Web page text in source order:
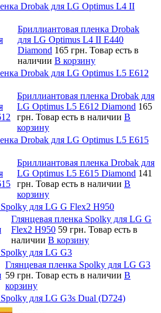
Drobak для LG Optimus L4 II
Бриллиантовая пленка Drobak
для LG Optimus L4 II E440
Diamond 165 грн. Товар есть в
наличии В корзину
Drobak для LG Optimus L5 E612
Бриллиантовая пленка Drobak для
LG Optimus L5 E612 Diamond 165
грн. Товар есть в наличии В
корзину
Drobak для LG Optimus L5 E615
Бриллиантовая пленка Drobak для
LG Optimus L5 E615 Diamond 141
грн. Товар есть в наличии В
корзину
для LG G Flex2 H950
Глянцевая пленка Spolky для LG G
Flex2 H950 59 грн. Товар есть в
наличии В корзину
для LG G3
Глянцевая пленка Spolky для LG G3
59 грн. Товар есть в наличии В
корзину
для LG G3s Dual (D724)